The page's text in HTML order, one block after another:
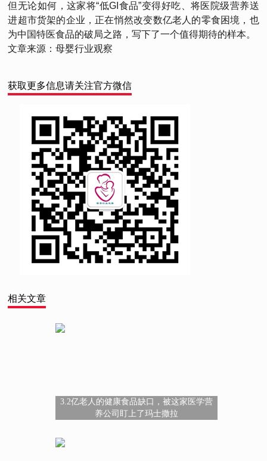
但无论如何，这家将“低GI食品”变得好吃、将医院级营养送
进超市货架的企业，正在悄然改变数亿老人的零食困境，也
为中国特医食品的破局之路，写下了一个值得期待的样本。
文章来源：母婴行业观察
获取更多信息请关注官方微信
相关文章
3.2亿老人的健康食品缺口，被这家医学营
养公司盯上了玛士撒拉